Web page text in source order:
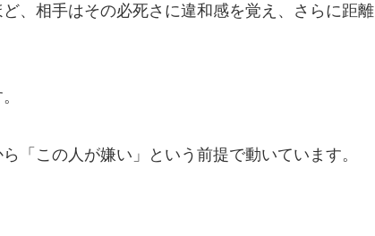
、相手はその必死さに違和感を覚え、さらに距離
「この人が嫌い」という前提で動いています。